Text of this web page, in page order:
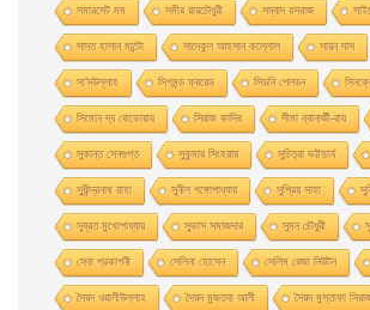
সমারসেট মম সমীর রায়চৌধুরী সম্বাদ রসরাজ
সাদত হাসান মান্টো সাদেকুল আহসান কল্লোল সায়ন দাস
সা’দউল্লাহ সিগমন্ড ফ্রয়েড সিডনি শেলডন
সিমোন দ্য বোভোয়ার সিরাজ কাদির সীমা ব্যানার্জী-রায়
সুকান্ত সেনগুপ্ত সুকুমার সিংহরায় সুচিত্রা ভট্টাচার্য
সুধীন্দ্রনাথ রাহা সুনীল গঙ্গোপাধ্যায় সুপ্রিয় সাহা
সুব্রত মুখোপাধ্যায় সুভাস সমাজদার সুমন চৌধুরী
সেবা প্রকাশনী সেলিনা হােসেন সেলিম রেজা নিউটন
সৈয়দ ওয়ালীউল্লাহ সৈয়দ মুজতবা আলী সৈয়দ মুস্তাফা